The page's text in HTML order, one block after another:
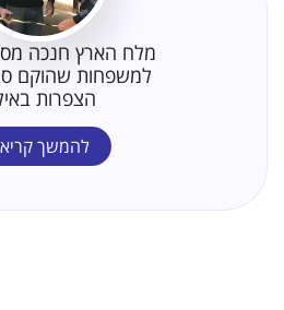
מלח הארץ חנכה
למשפחות שהוקם
הצפרות
להמשך